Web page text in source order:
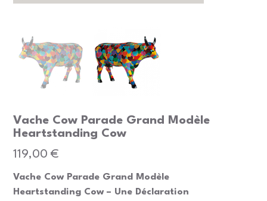
Vache Cow Parade Grand Modèle
Heartstanding Cow
Prix
119,00 €
Vache Cow Parade Grand Modèle
Heartstanding Cow – Une Déclaration